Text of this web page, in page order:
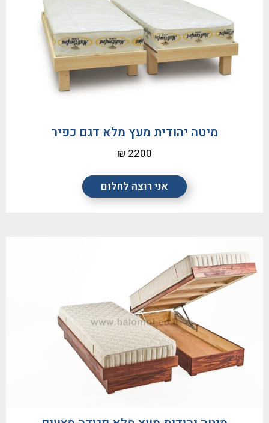
אני רוצה לחלום
מיטה יהודית מעץ מלא דגם כפיר
2200 ₪